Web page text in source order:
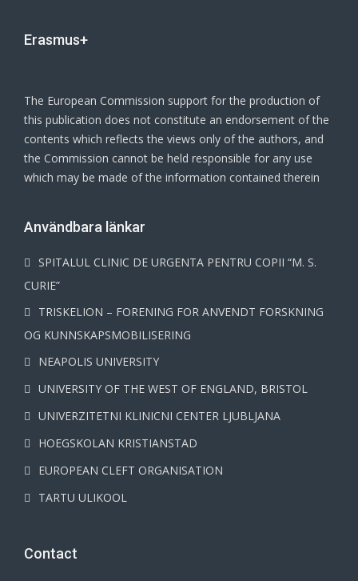
Erasmus+
The European Commission support for the production of
this publication does not constitute an endorsement of the
contents which reflects the views only of the authors, and
the Commission cannot be held responsible for any use
which may be made of the information contained therein
Användbara länkar
SPITALUL CLINIC DE URGENTA PENTRU COPII “M. S.
CURIE”
TRISKELION – FORENING FOR ANVENDT FORSKNING
OG KUNNSKAPSMOBILISERING
NEAPOLIS UNIVERSITY
UNIVERSITY OF THE WEST OF ENGLAND, BRISTOL
UNIVERZITETNI KLINICNI CENTER LJUBLJANA
HOEGSKOLAN KRISTIANSTAD
EUROPEAN CLEFT ORGANISATION
TARTU ULIKOOL
Contact